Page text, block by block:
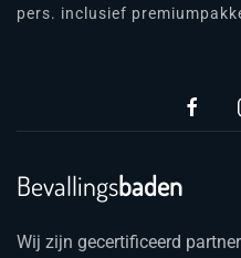
pers. inclusief
Bevallingsbaden
Wij zijn gecertificeerd